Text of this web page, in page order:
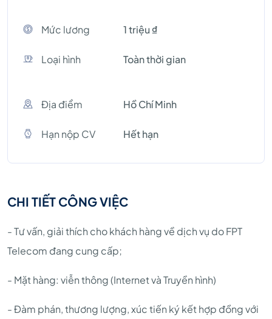
Mức lương 1 triệu ₫
Loại hình Toàn thời gian
Địa điểm Hồ Chí Minh
Hạn nộp CV Hết hạn
CHI TIẾT CÔNG VIỆC
- Tư vấn, giải thích cho khách hàng về dịch vụ do FPT
Telecom đang cung cấp;
- Mặt hàng: viễn thông (Internet và Truyền hình)
- Đàm phán, thương lượng, xúc tiến ký kết hợp đồng với